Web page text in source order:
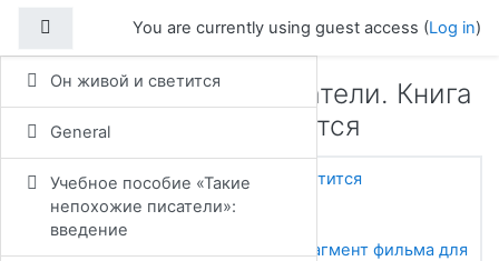
Side panelYou are currently using guest access (Log in)
Он живой и светится
General
Учебное пособие «Такие
непохожие писатели»:
введение
Такие непохожие писатели. Книга
1 — Он живой и светится
Home Courses
Он живой и светится
Что любит Мишка
«По секрету всему свету» — фрагмент фильма для